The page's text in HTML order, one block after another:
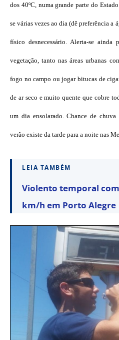
dos 40ºC, numa grande parte do
se várias vezes ao dia (dê preferência a
físico desnecessário. Alerta-se
vegetação, tanto nas áreas urbanas
fogo no campo ou jogar bitucas de
de ar seco e muito quente que cobre
um dia ensolarado. Chance de
verão existe da tarde para a noite nas
LEIA TAMBÉM
Violento temporal
km/h em Porto Alegre